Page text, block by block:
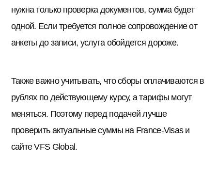
нужна только проверка документов, сумма будет
одной. Если требуется полное сопровождение от
анкеты до записи, услуга обойдется дороже.
Также важно учитывать, что сборы оплачиваются в
рублях по действующему курсу, а тарифы могут
меняться. Поэтому перед подачей лучше
проверить актуальные суммы на France-Visas и
сайте VFS Global.